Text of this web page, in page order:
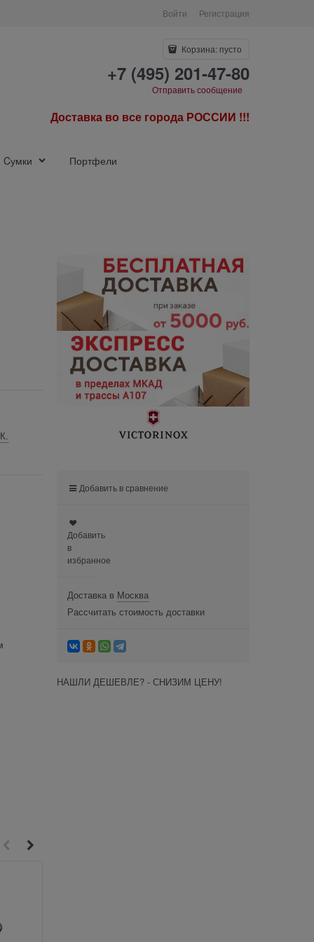
Войти Регистрация
Корзина: пусто
+7 (495) 201-47-80
Отправить сообщение
Доставка во все города РОССИИ !!!
Cумки Портфели
Добавить в сравнение
Добавить
в
избранное
Доставка в Москва
Рассчитать стоимость доставки
НАШЛИ ДЕШЕВЛЕ? - СНИЗИМ ЦЕНУ!